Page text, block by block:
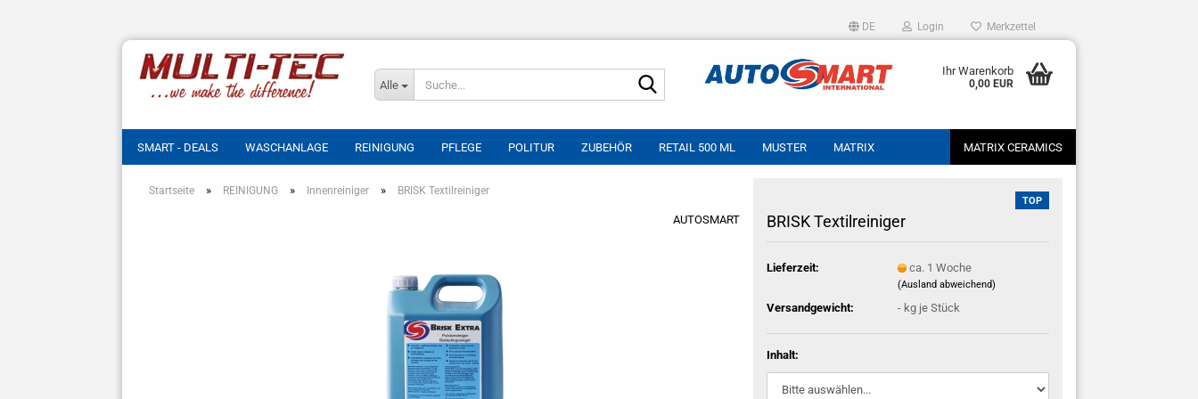
DE Login Merkzettel
Alle
Ihr Warenkorb
0,00 EUR
SMART - DEALS WASCHANLAGE REINIGUNG PFLEGE POLITUR ZUBEHÖR RETAIL 500 ML MUSTER MATRIX MATRIX CERAMICS
Startseite » REINIGUNG » Innenreiniger » BRISK Textilreiniger
AUTOSMART
TOP
BRISK Textilreiniger
Lieferzeit: ca. 1 Woche
(Ausland abweichend)
Versandgewicht: - kg je Stück
Inhalt: